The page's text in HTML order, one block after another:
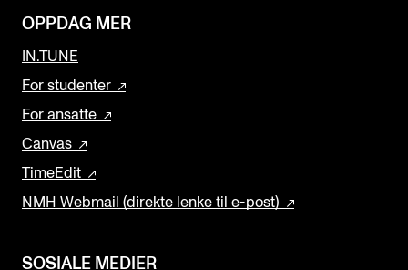
OPPDAG MER
IN.TUNE
For studenter
For ansatte
Canvas
TimeEdit
NMH Webmail (direkte lenke til e-post)
SOSIALE MEDIER